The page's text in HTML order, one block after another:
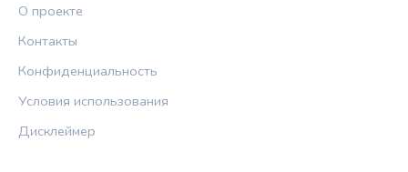
О проекте
Контакты
Конфиденциальность
Условия использования
Дисклеймер